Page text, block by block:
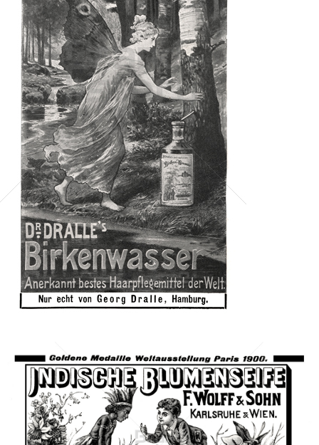
Dr. Georg Dralle, Hamburg - Birkin
L'Oréal Österreich GmbH
1902